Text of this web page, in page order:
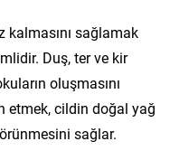
kalmasını sağlamak
Duş, ter ve kir
oluşmasını
etmek, cildin doğal yağ
sağlar.